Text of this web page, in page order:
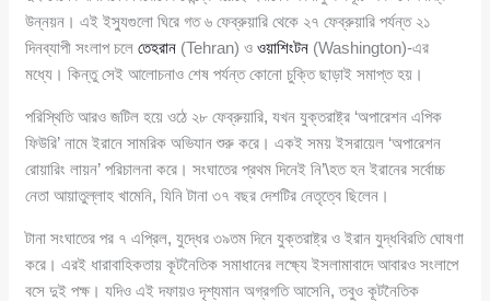
উন্নয়ন। এই ইস্যুগুলো ঘিরে গত ৬ ফেব্রুয়ারি থেকে ২৭ ফেব্রুয়ারি পর্যন্ত ২১
দিনব্যাপী সংলাপ চলেতেহরান (Tehran) ওওয়াশিংটন (Washington)-এর
মধ্যে। কিন্তু সেই আলোচনাও শেষ পর্যন্ত কোনো চুক্তি ছাড়াই সমাপ্ত হয়।
পরিস্থিতি আরও জটিল হয়ে ওঠে ২৮ ফেব্রুয়ারি, যখন যুক্তরাষ্ট্র ‘অপারেশন এপিক
ফিউরি’ নামে ইরানে সামরিক অভিযান শুরু করে। একই সময় ইসরায়েল ‘অপারেশন
রোয়ারিং লায়ন’ পরিচালনা করে। সংঘাতের প্রথম দিনেই নি’\হত হন ইরানের সর্বোচ্চ
নেতা আয়াতুল্লাহ খামেনি, যিনি টানা ৩৭ বছর দেশটির নেতৃত্বে ছিলেন।
টানা সংঘাতের পর ৭ এপ্রিল, যুদ্ধের ৩৯তম দিনে যুক্তরাষ্ট্র ও ইরান যুদ্ধবিরতি ঘোষণা
করে। এরই ধারাবাহিকতায় কূটনৈতিক সমাধানের লক্ষ্যে ইসলামাবাদে আবারও সংলাপে
বসে দুই পক্ষ। যদিও এই দফায়ও দৃশ্যমান অগ্রগতি আসেনি, তবুও কূটনৈতিক